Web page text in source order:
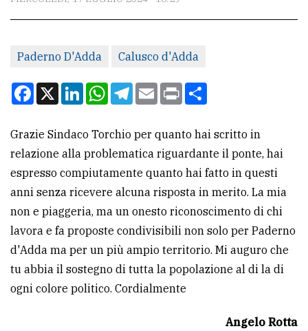
redazione
Scrivici
la
tua
pubblicità
CERCA
Cerca
per
comune
Paderno D'Adda Calusco d'Adda
Facebook
X LinkedInWhatsApp
Telegram
EmailPrint
Grazie Sindaco Torchio per quanto hai scritto in
relazione alla problematica riguardante il ponte, hai
espresso compiutamente quanto hai fatto in questi
anni senza ricevere alcuna risposta in merito. La mia
non e piaggeria, ma un onesto riconoscimento di chi
lavora e fa proposte condivisibili non solo per Paderno
d'Adda ma per un più ampio territorio. Mi auguro che
tu abbia il sostegno di tutta la popolazione al di la di
ogni colore politico. Cordialmente
Angelo Rotta